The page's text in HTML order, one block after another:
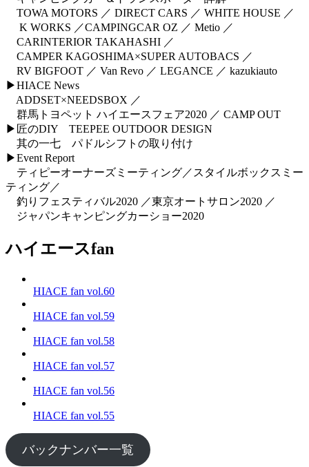
TOWA MOTORS ／ DIRECT CARS ／ WHITE HOUSE ／
K WORKS ／CAMPINGCAR OZ ／ Metio ／
CARINTERIOR TAKAHASHI ／
CAMPER KAGOSHIMA×SUPER AUTOBACS ／
RV BIGFOOT ／ Van Revo ／ LEGANCE ／ kazukiauto
▶HIACE News
ADDSET×NEEDSBOX ／
群馬トヨペット ハイエースフェア2020 ／ CAMP OUT
▶匠のDIY TEEPEE OUTDOOR DESIGN
其の一七 パドルシフトの取り付け
▶Event Report
ティピーオーナーズミーティング／スタイルボックスミー
ティング／
釣りフェスティバル2020 ／東京オートサロン2020 ／
ジャパンキャンピングカーショー2020
ハイエースfan
HIACE fan vol.60
HIACE fan vol.59
HIACE fan vol.58
HIACE fan vol.57
HIACE fan vol.56
HIACE fan vol.55
バックナンバー一覧